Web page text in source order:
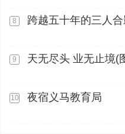
8 跨越五十年的三人
9 天无尽头 业无止境(
10 夜宿义马教育局